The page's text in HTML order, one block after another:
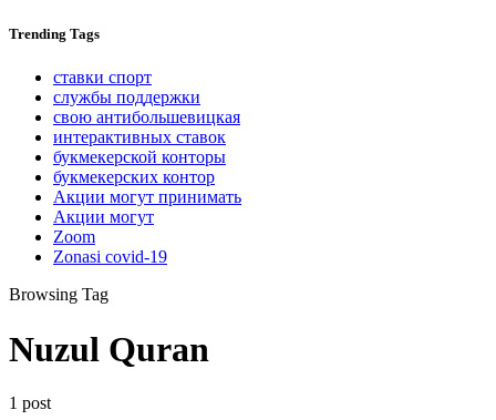
Trending Tags
ставки спорт
службы поддержки
свою антибольшевицкая
интерактивных ставок
букмекерской конторы
букмекерских контор
Акции могут принимать
Акции могут
Zoom
Zonasi covid-19
Browsing Tag
Nuzul Quran
1 post